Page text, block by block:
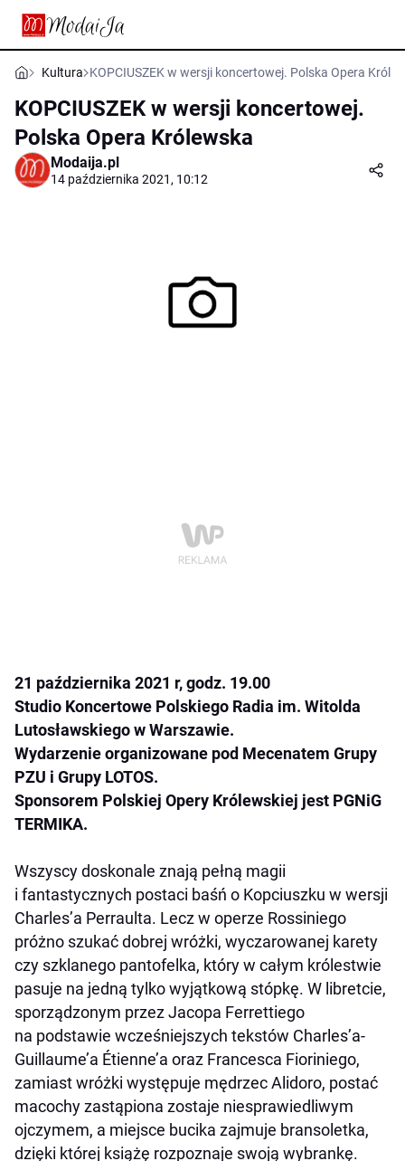
Kultura KOPCIUSZEK w wersji koncertowej. Polska Opera
KOPCIUSZEK w wersji koncertowej.
Polska Opera Królewska
Modaija.pl
14 października 2021, 10:12
21 października 2021 r, godz. 19.00
Studio Koncertowe Polskiego Radia im. Witolda
Lutosławskiego w Warszawie.
Wydarzenie organizowane pod Mecenatem Grupy
PZU i Grupy LOTOS.
Sponsorem Polskiej Opery Królewskiej jest PGNiG
TERMIKA.
Wszyscy doskonale znają pełną magii
i fantastycznych postaci baśń o Kopciuszku w wersji
Charles’a Perraulta. Lecz w operze Rossiniego
próżno szukać dobrej wróżki, wyczarowanej karety
czy szklanego pantofelka, który w całym królestwie
pasuje na jedną tylko wyjątkową stópkę. W libretcie,
sporządzonym przez Jacopa Ferrettiego
na podstawie wcześniejszych tekstów Charles’a-
Guillaume’a Étienne’a oraz Francesca Fioriniego,
zamiast wróżki występuje mędrzec Alidoro, postać
macochy zastąpiona zostaje niesprawiedliwym
ojczymem, a miejsce bucika zajmuje bransoletka,
dzięki której książę rozpoznaje swoją wybrankę.